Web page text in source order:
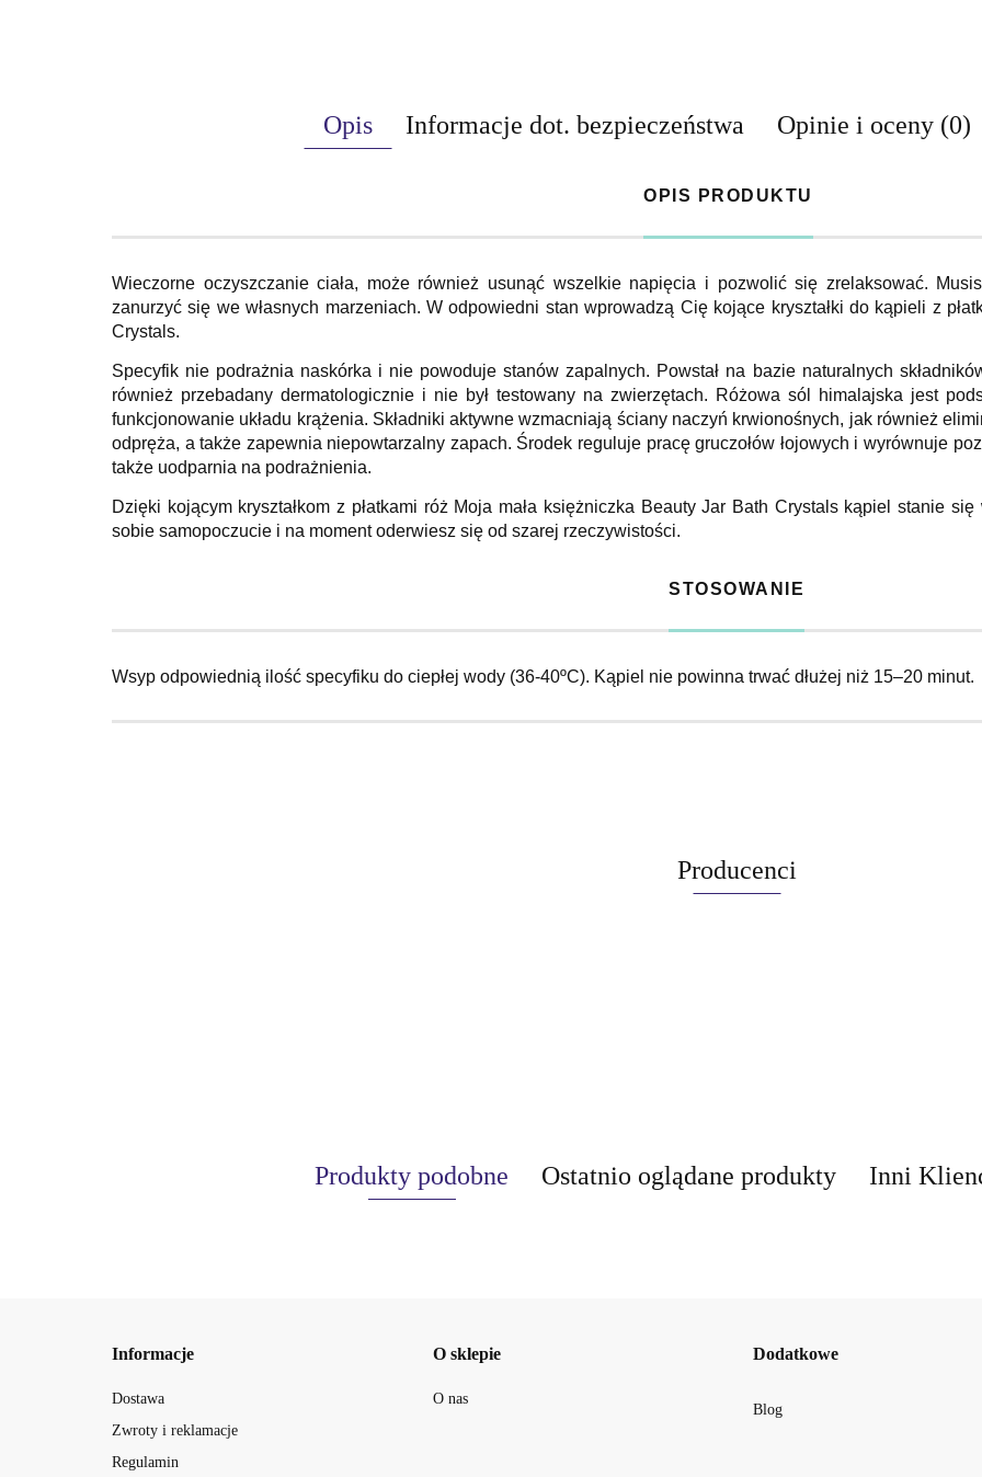
Opis Informacje dot. bezpieczeństwa Opinie i oceny (0)
OPIS PRODUKTU
Wieczorne oczyszczanie ciała, może również usunąć wszelkie napięcia i pozwolić się zrelaksować.
zanurzyć się we własnych marzeniach. W odpowiedni stan wprowadzą Cię kojące kryształki do kąpieli z
Crystals.
Specyfik nie podrażnia naskórka i nie powoduje stanów zapalnych. Powstał na bazie naturalnych
również przebadany dermatologicznie i nie był testowany na zwierzętach. Różowa sól himalajska jest
funkcjonowanie układu krążenia. Składniki aktywne wzmacniają ściany naczyń krwionośnych, jak również
odpręża, a także zapewnia niepowtarzalny zapach. Środek reguluje pracę gruczołów łojowych i wyrównuje
także uodparnia na podrażnienia.
Dzięki kojącym kryształkom z płatkami róż Moja mała księżniczka Beauty Jar Bath Crystals kąpiel stanie
sobie samopoczucie i na moment oderwiesz się od szarej rzeczywistości.
STOSOWANIE
Wsyp odpowiednią ilość specyfiku do ciepłej wody (36-40ºС). Kąpiel nie powinna trwać dłużej niż 15–20 minut.
Producenci
AIR-VAL
Produkty podobne Ostatnio oglądane produkty Inni
Informacje
Dostawa
Zwroty i reklamacje
Regulamin
O sklepie
O nas
Dodatkowe
Blog